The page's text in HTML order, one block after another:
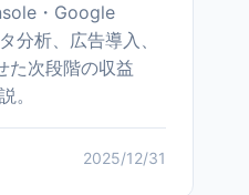
・Google
分析、広告導入、
た次段階の収益
。
2025/12/31